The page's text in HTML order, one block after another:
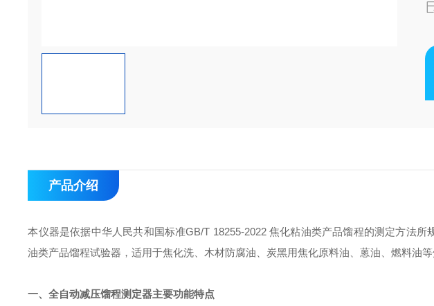
产品介绍
本仪器是依据中华人民共和国标准GB/T 18255-2022 焦化粘油类产品馏程的测定方法所
油类产品馏程试验器，适用于焦化洗、木材防腐油、炭黑用焦化原料油、蒽油、燃料油等
一、全自动减压馏程测定器主要功能特点